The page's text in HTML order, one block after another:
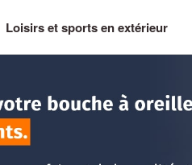
Loisirs et sports en extérieur